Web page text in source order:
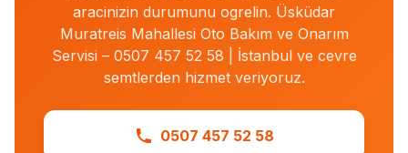
aracinizin durumunu ogrelin. Üsküdar
Muratreis Mahallesi Oto Bakım ve Onarım
Servisi – 0507 457 52 58 | İstanbul ve cevre
semtlerden hizmet veriyoruz.
0507 457 52 58